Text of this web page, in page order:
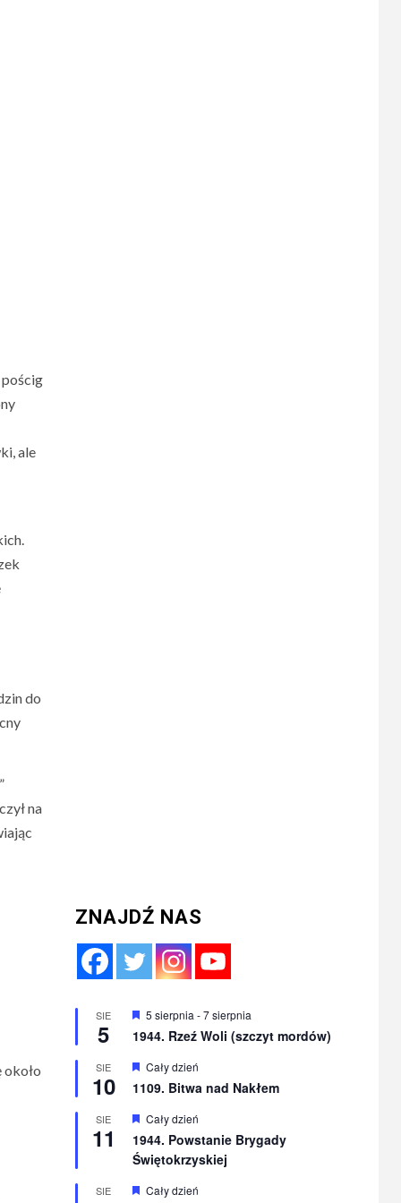
pościg
ale
do
na
ZNAJDŹ NAS
SIE
5
Wyróżnione
5 sierpnia -7 sierpnia
1944. Rzeź Woli (szczyt mordów)
SIE
10
Wyróżnione
Cały dzień
1109. Bitwa nad Nakłem
SIE
11
Wyróżnione
Cały dzień
1944. Powstanie Brygady
Świętokrzyskiej
SIE Wyróżnione
Cały dzień